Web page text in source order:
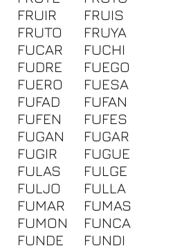
FRUIR
FRUIS
FRUTO
FRUYA
FUCAR
FUCHI
FUDRE
FUEGO
FUERO
FUESA
FUFAD
FUFAN
FUFEN
FUFES
FUGAN
FUGAR
FUGIR
FUGUE
FULAS
FULGE
FULJO
FULLA
FUMAR
FUMAS
FUMON
FUNCA
FUNDE
FUNDI